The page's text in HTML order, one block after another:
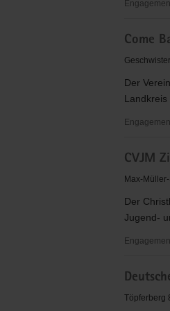
"St.
Come
Der
Landkreis
Back
e.V.
CVJM
Max-
Der
Jugend-
Zittau
e.V.
Töpferberg